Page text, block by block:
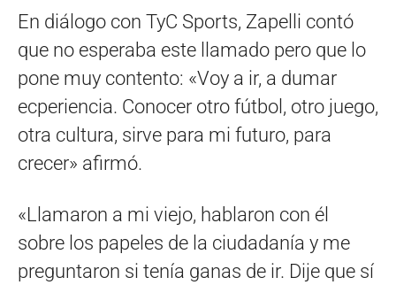
En diálogo con TyC Sports, Zapelli contó
que no esperaba este llamado pero que lo
pone muy contento: «Voy a ir, a dumar
ecperiencia. Conocer otro fútbol, otro juego,
otra cultura, sirve para mi futuro, para
crecer» afirmó.
«Llamaron a mi viejo, hablaron con él
sobre los papeles de la ciudadanía y me
preguntaron si tenía ganas de ir. Dije que sí